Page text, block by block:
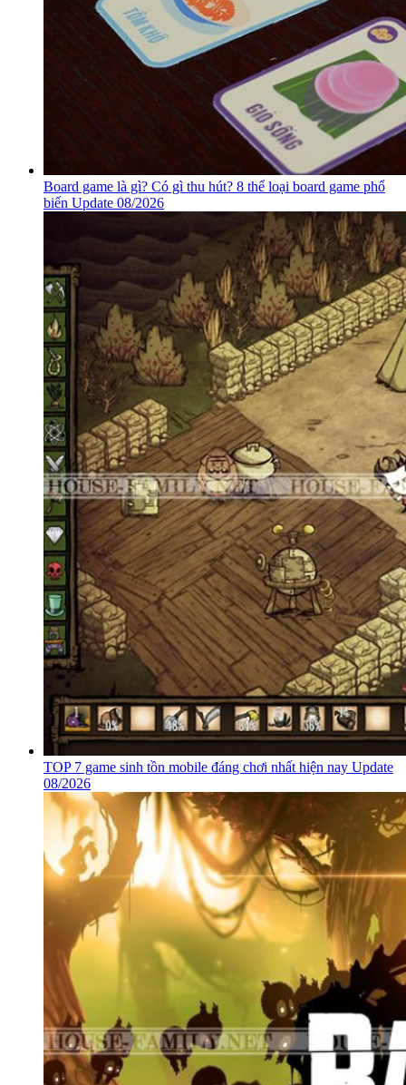
Board game là gì? Có gì thu hút? 8 thể loại board game phổ
biến Update 08/2026
TOP 7 game sinh tồn mobile đáng chơi nhất hiện nay Update
08/2026